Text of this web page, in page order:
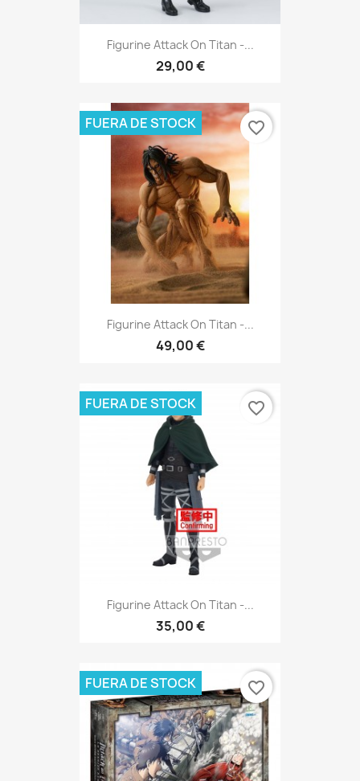
Figurine Attack On Titan -...
29,00 €
Figurine Attack On Titan -...
49,00 €
FUERA DE STOCK favorite_border
Figurine Attack On Titan -...
35,00 €
FUERA DE STOCK favorite_border
FUERA DE STOCK favorite_border